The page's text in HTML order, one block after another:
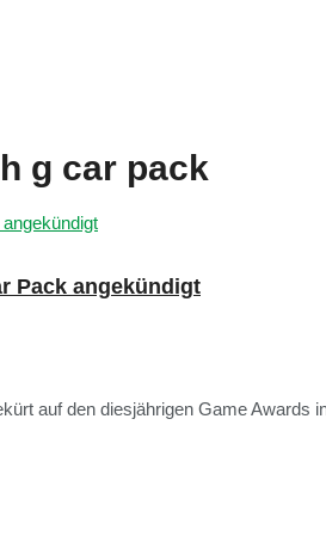
g car pack
Pack angekündigt
auf den diesjährigen Game Awards